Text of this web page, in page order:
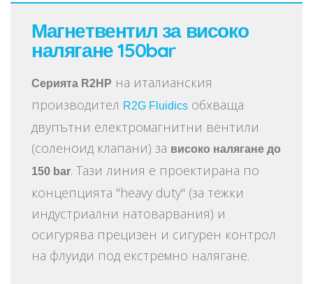
Магнетвентил за високо
налягане 150bar
Серията R2HP на италианския
производител R2G Fluidics обхваща
двупътни електромагнитни вентили
(соленоид клапани) за високо налягане до
150 bar. Тази линия е проектирана по
концепцията "heavy duty" (за тежки
индустриални натоварвания) и
осигурява прецизен и сигурен контрол
на флуиди под екстремно налягане.